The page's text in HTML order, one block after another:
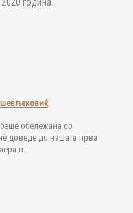
обележана со
доведе до нашата прва
н...